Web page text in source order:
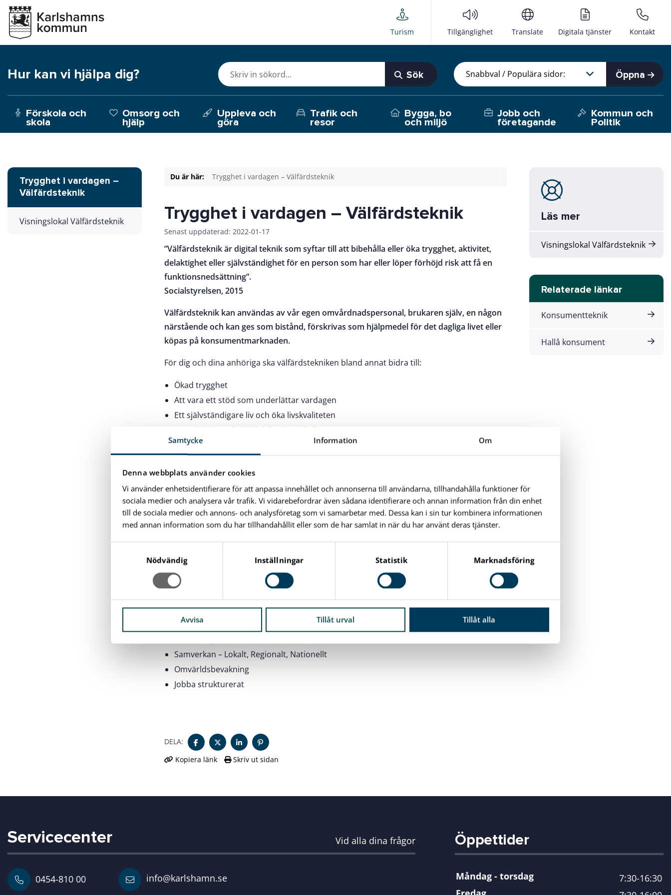
Samtycke Information Om
Denna webbplats använder cookies
Vi använder enhetsidentifierare för att anpassa innehållet och annonserna till användarna, tillhandahålla funktioner för
sociala medier och analysera vår trafik. Vi vidarebefordrar även sådana identifierare och annan information från din enhet
till de sociala medier och annons- och analysföretag som vi samarbetar med. Dessa kan i sin tur kombinera informationen
med annan information som du har tillhandahållit eller som de har samlat in när du har använt deras tjänster.
s
Nödvändig Inställningar Statistik Marknadsföring
Avvisa Tillåt urval Tillåt alla
Turism Tillgänglighet Translate Digitala tjänster Kontakt
Hur kan vi hjälpa dig? Sök Öppna
Förskola och
skola
Omsorg och
hjälp
Uppleva och
göra
Trafik och
resor
Bygga, bo
och miljö
Jobb och
företagande
Kommun och
Politik
Trygghet i vardagen –
Välfärdsteknik
Visningslokal Välfärdsteknik
Du är här: Trygghet i vardagen – Välfärdsteknik
Trygghet i vardagen – Välfärdsteknik
Senast uppdaterad: 2022-01-17
”Välfärdsteknik är digital teknik som syftar till att bibehålla eller öka trygghet, aktivitet,
delaktighet eller självständighet för en person som har eller löper förhöjd risk att få en
funktionsnedsättning”.
Socialstyrelsen, 2015
Välfärdsteknik kan användas av vår egen omvårdnadspersonal, brukaren själv, en någon
närstående och kan ges som bistånd, förskrivas som hjälpmedel för det dagliga livet eller
köpas på konsument­marknaden.
För dig och dina anhöriga ska välfärdstekniken bland annat bidra till:
Ökad trygghet
Att vara ett stöd som underlättar vardagen
Ett självständigare liv och öka livskvaliteten
Mer aktivitet och delaktighet i samhället
För samhället i stort ska välfärdstekniken bland annat bidra till:
Bättre nyttjande av vårdens och omsorgens resurser
Högre kvalitet av den levererade vården och omsorgen
Att fler kan få ta del av välfärdssamhällets tjänster
Strategiskt arbete
Vi på Karlshamns kommun arbetar med att öka användningen av välfärdsteknik. För att få
ut den önskade nyttan av välfärdstekniken arbetare vi strategiskt med följande områden.
Sammantaget ska arbetet bidra till att vi når fram till våra kommunens uppsatta mål.
Individens behov i centrum
Etablering av en välfärdsteknikgrupp
Samverkan – Lokalt, Regionalt, Nationellt
Omvärldsbevakning
Jobba strukturerat
DELA:
Kopiera länk
Skriv ut sidan
Läs mer
Visningslokal Välfärdsteknik
Relaterade länkar
Konsumentteknik
Hallå konsument
Servicecenter Vid alla dina frågor
0454-810 00 info@karlshamn.se
Öppettider
Måndag - torsdag
7:30-16:30